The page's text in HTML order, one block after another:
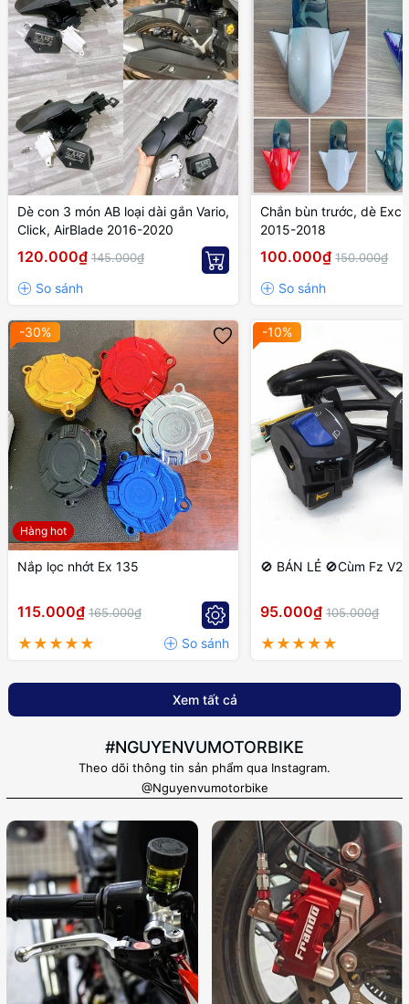
Dè con 3 món AB loại dài gắn Vario,
Click, AirBlade 2016-2020
120.000₫ 145.000₫
Chắn bùn trước, dè
2015-2018
100.000₫ 150.000₫
Hàng hot
-30%
Nắp lọc nhớt Ex 135
115.000₫ 165.000₫
-10%
🚫 BÁN LẺ 🚫Cùm Fz V2
95.000₫ 105.000₫
Xem tất cả
#NGUYENVUMOTORBIKE
Theo dõi thông tin sản phẩm qua Instagram.
@Nguyenvumotorbike